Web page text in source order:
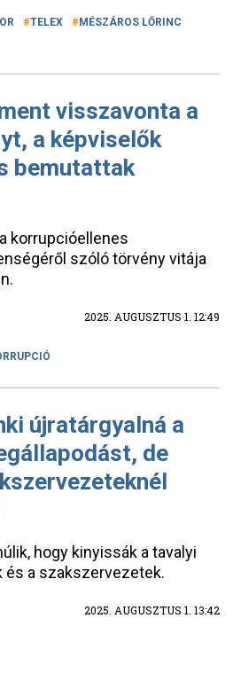
TELEX
MÉSZÁROS LŐRINC
visszavonta a
a képviselők
bemutattak
korrupcióellenes
szóló törvény vitája
2025. AUGUSZTUS 1. 12:49
újratárgyalná a
de
hogy kinyissák a tavalyi
és a szakszervezetek.
2025. AUGUSZTUS 1. 13:42